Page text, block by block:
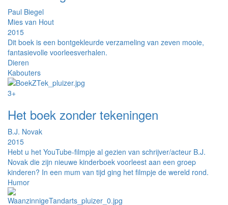
Paul Biegel
Mies van Hout
2015
Dit boek is een bontgekleurde verzameling van zeven mooie,
fantasievolle voorleesverhalen.
Dieren
Kabouters
3+
Het boek zonder tekeningen
B.J. Novak
2015
Hebt u het YouTube-filmpje al gezien van schrijver/acteur B.J.
Novak die zijn nieuwe kinderboek voorleest aan een groep
kinderen? In een mum van tijd ging het filmpje de wereld rond.
Humor